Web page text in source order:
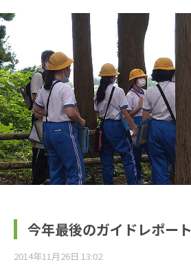
今年最後のガイドレポート
2014年11月26日 13:02